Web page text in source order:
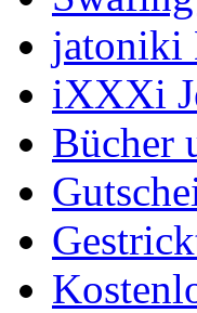
jatoniki
iXXXi
Bücher